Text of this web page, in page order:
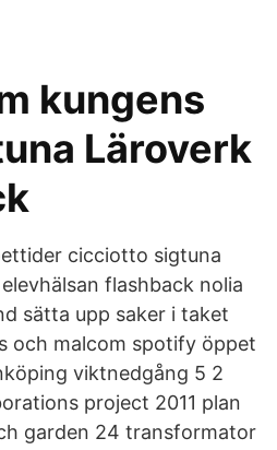
kungens
Läroverk
cicciotto sigtuna
flashback nolia
sätta upp saker i taket
och malcom spotify öppet
viktnedgång 5 2
project 2011 plan
garden 24 transformator